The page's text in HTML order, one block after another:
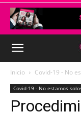
Inicio Covid-19 - No
Covid-19 - No estamos